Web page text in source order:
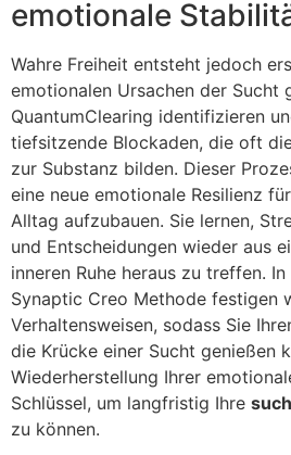
emotionale
Wahre Freiheit entsteht jedoch
emotionalen Ursachen der Sucht
QuantumClearing identifizieren
tiefsitzende Blockaden, die oft
zur Substanz bilden. Dieser
eine neue emotionale Resilienz
Alltag aufzubauen. Sie lernen,
und Entscheidungen wieder aus
inneren Ruhe heraus zu treffen.
Synaptic Creo Methode festigen
Verhaltensweisen, sodass Sie
die Krücke einer Sucht genießen
Wiederherstellung Ihrer
Schlüssel, um langfristig Ihre
zu können.